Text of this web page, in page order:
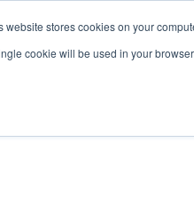
website stores cookies on your
cookie will be used in your